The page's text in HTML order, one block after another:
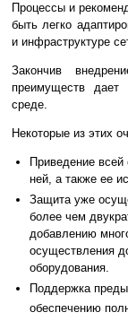
Процессы и
быть легко
и инфраструктуре
Закончив
преимуществ дает
среде.
Некоторые из этих
Приведение
ней, а также ее
Защита уже
более чем
добавлению
осуществления
оборудования.
Поддержка
обеспечению